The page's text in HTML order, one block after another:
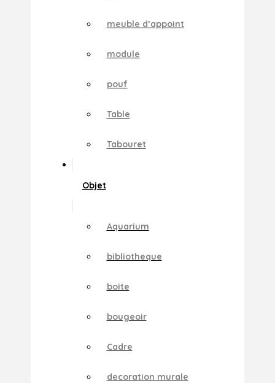
meuble d’appoint
module
pouf
Table
Tabouret
Objet
Aquarium
bibliotheque
boite
bougeoir
Cadre
decoration murale